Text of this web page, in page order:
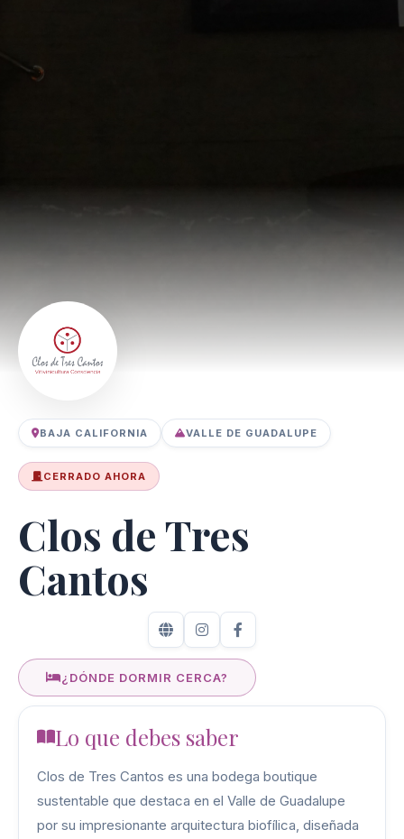
BAJA CALIFORNIA VALLE DE GUADALUPE
CERRADO AHORA
Clos de Tres
Cantos
¿DÓNDE DORMIR CERCA?
Lo que debes saber
Clos de Tres Cantos es una bodega boutique
sustentable que destaca en el Valle de Guadalupe
por su impresionante arquitectura biofílica, diseñada